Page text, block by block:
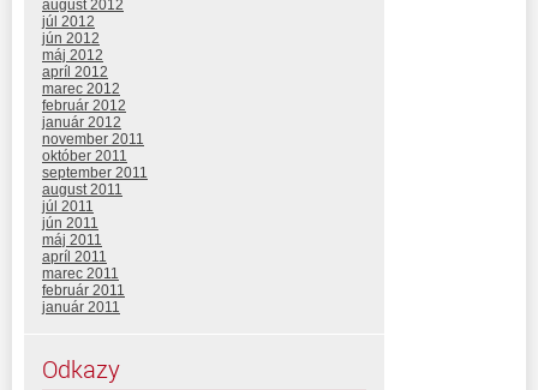
august 2012
júl 2012
jún 2012
máj 2012
apríl 2012
marec 2012
február 2012
január 2012
november 2011
október 2011
september 2011
august 2011
júl 2011
jún 2011
máj 2011
apríl 2011
marec 2011
február 2011
január 2011
Odkazy